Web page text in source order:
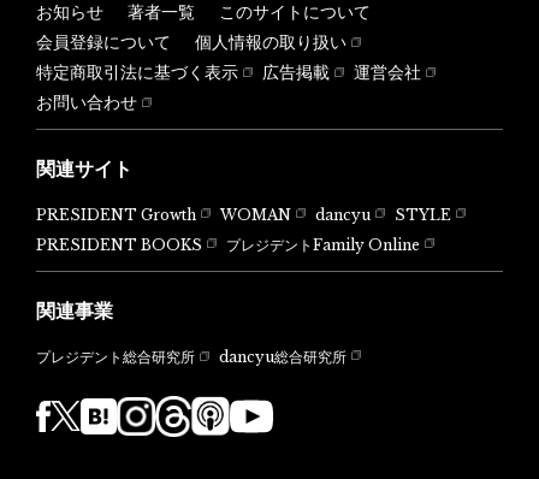
お知らせ 著者一覧
このサイトについて
会員登録について
個人情報の取り扱い
特定商取引法に基づく表示
広告掲載
運営会社
お問い合わせ
関連サイト
PRESIDENT Growth WOMAN dancyu
STYLE
PRESIDENT BOOKS
プレジデントFamily Online
関連事業
プレジデント総合研究所 dancyu総合研究所